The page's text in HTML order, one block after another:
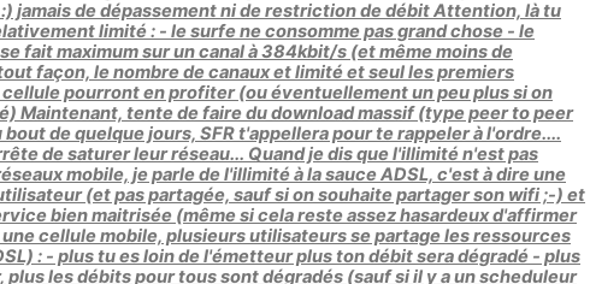
jamais de dépassement ni de restriction de débit Attention, là tu
limité : - le surfe ne consomme pas grand chose - le
fait maximum sur un canal à 384kbit/s (et même moins de
façon, le nombre de canaux et limité et seul les premiers
pourront en profiter (ou éventuellement un peu plus si on
Maintenant, tente de faire du download massif (type peer to peer
de quelque jours, SFR t'appellera pour te rappeler à l'ordre....
de saturer leur réseau... Quand je dis que l'illimité n'est pas
mobile, je parle de l'illimité à la sauce ADSL, c'est à dire une
(et pas partagée, sauf si on souhaite partager son wifi ;-) et
bien maitrisée (même si cela reste assez hasardeux d'affirmer
une cellule mobile, plusieurs utilisateurs se partage les ressources
: - plus tu es loin de l'émetteur plus ton débit sera dégradé - plus
plus les débits pour tous sont dégradés (sauf si il y a un scheduleur